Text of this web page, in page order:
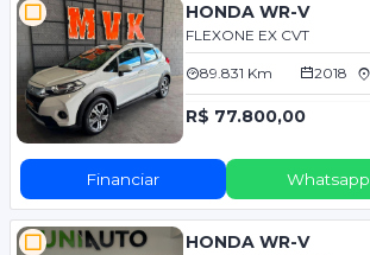
HONDA WR-V
FLEXONE EX CVT
89.831 Km 2018
R$ 77.800,00
Financiar Whatsapp
HONDA WR-V